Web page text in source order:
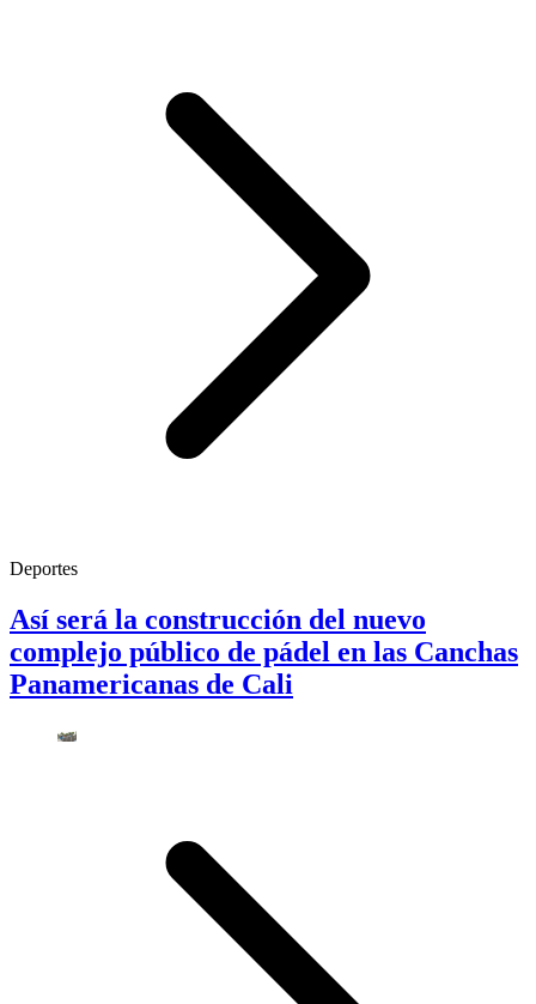
Deportes
Así será la construcción del nuevo
complejo público de pádel en las Canchas
Panamericanas de Cali